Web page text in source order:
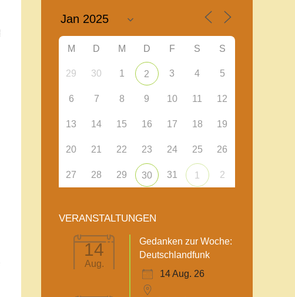
M D M D F S S
29 30 1 2 3 4 5
6 7 8 9 10 11 12
13 14 15 16 17 18 19
20 21 22 23 24 25 26
27 28 29 30 31 1 2
VERANSTALTUNGEN
14
Aug.
Gedanken zur Woche:
Deutschlandfunk
14 Aug. 26